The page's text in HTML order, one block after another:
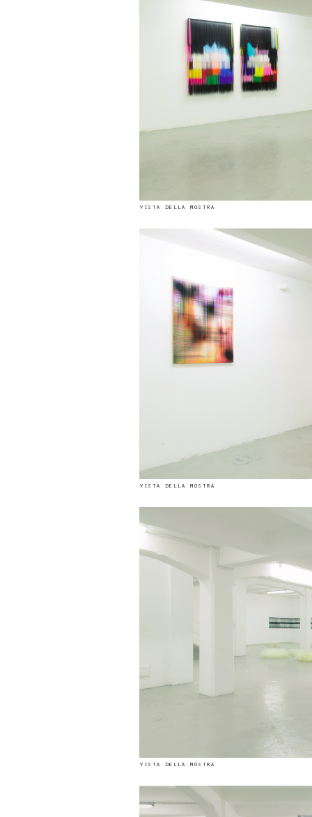
vista della mostra
vista della mostra
vista della mostra